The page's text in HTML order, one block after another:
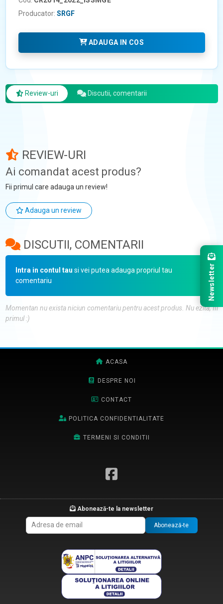
Producator: SRGF
ADAUGA IN COS
Review-uri Discutii, comentarii
REVIEW-URI
Ai comandat acest produs?
Fii primul care adauga un review!
Adauga un review
DISCUTII, COMENTARII
Intra in contul tau si vei putea adauga propriul tau
comentariu
Momentan nu exista niciun comentariu pentru acest produs. Nu ezita, fii
primul :)
ACASA
DESPRE NOI
CONTACT
POLITICA CONFIDENTIALITATE
TERMENI SI CONDITII
Abonează-te la newsletter
Abonează-te
Newsletter